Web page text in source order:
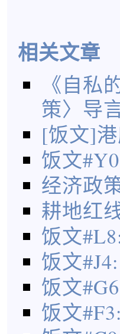
相关文章
《自私
策〉导
[饭文]
饭文
经济政
耕地红
饭文
饭文
饭文
饭文